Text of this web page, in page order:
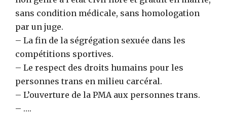
sans condition médicale, sans homologation
par un juge.
– La fin de la ségrégation sexuée dans les
compétitions sportives.
– Le respect des droits humains pour les
personnes trans en milieu carcéral.
– L’ouverture de la PMA aux personnes trans.
– ….